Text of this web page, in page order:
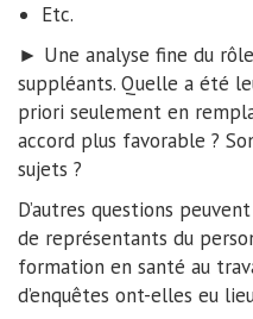
Etc.
► Une analyse fine du
suppléants. Quelle a été
priori seulement en
accord plus favorable ?
sujets ?
D’autres questions
de représentants du
formation en santé au
d’enquêtes ont-elles eu